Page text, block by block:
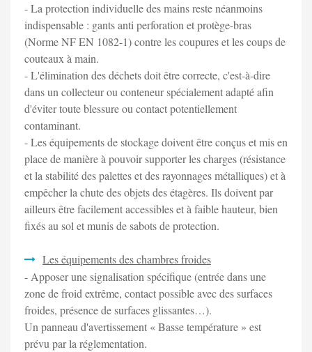
- La protection individuelle des mains reste néanmoins
indispensable : gants anti perforation et protège-bras
(Norme NF EN 1082-1) contre les coupures et les coups de
couteaux à main.
- L'élimination des déchets doit être correcte, c'est-à-dire
dans un collecteur ou conteneur spécialement adapté afin
d'éviter toute blessure ou contact potentiellement
contaminant.
- Les équipements de stockage doivent être conçus et mis en
place de manière à pouvoir supporter les charges (résistance
et la stabilité des palettes et des rayonnages métalliques) et à
empêcher la chute des objets des étagères. Ils doivent par
ailleurs être facilement accessibles et à faible hauteur, bien
fixés au sol et munis de sabots de protection.
Les équipements des chambres froides
- Apposer une signalisation spécifique (entrée dans une
zone de froid extrême, contact possible avec des surfaces
froides, présence de surfaces glissantes…).
Un panneau d'avertissement « Basse température » est
prévu par la réglementation.